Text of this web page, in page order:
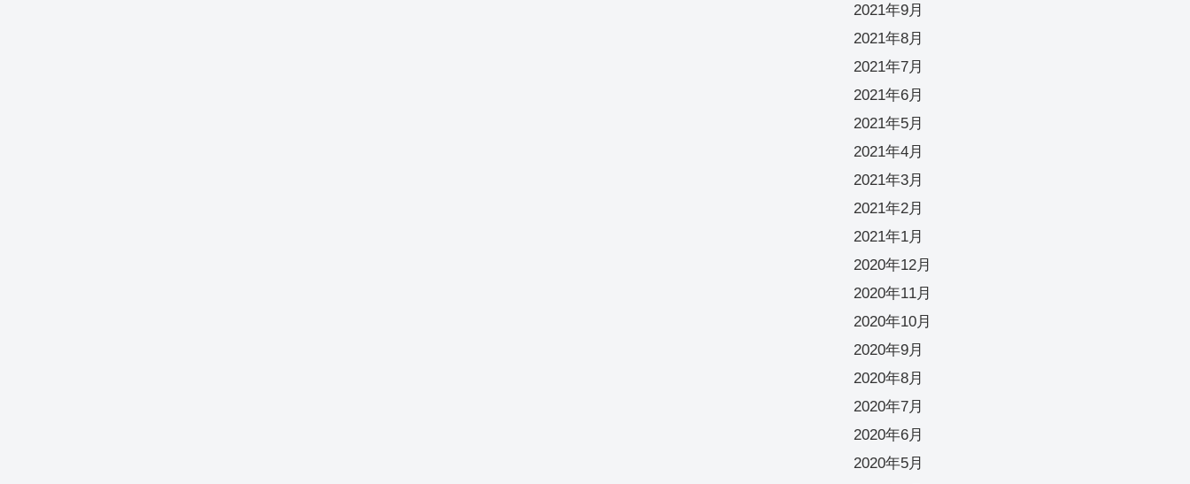
2021年9月
2021年8月
2021年7月
2021年6月
2021年5月
2021年4月
2021年3月
2021年2月
2021年1月
2020年12月
2020年11月
2020年10月
2020年9月
2020年8月
2020年7月
2020年6月
2020年5月